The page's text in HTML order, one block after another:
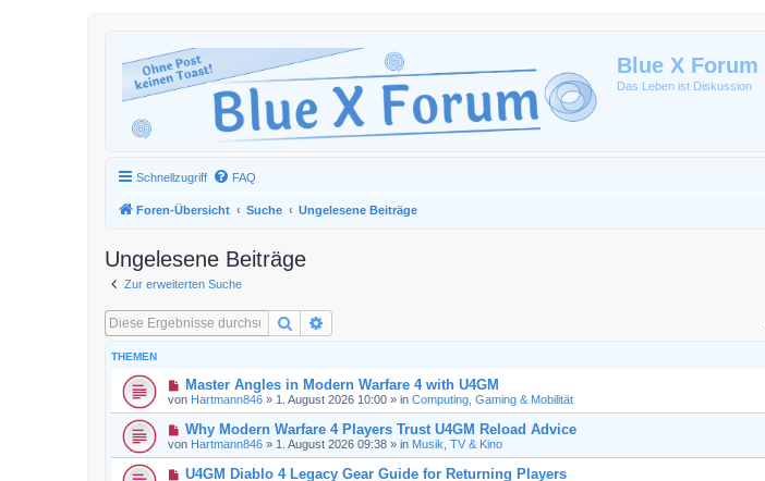
Blue X Forum
Das Leben ist Diskussion
Schnellzugriff FAQ
Foren-Übersicht Suche Ungelesene Beiträge
Ungelesene Beiträge
Zur erweiterten Suche
Suche
THEMEN
N
e
u
e
B
e
Master Angles in Modern Warfare 4 with U4GM
von Hartmann846 » 1. August 2026 10:00 » in Computing, Gaming & Mobilität
N
e
u
e
Why Modern Warfare 4 Players Trust U4GM Reload Advice
von Hartmann846 » 1. August 2026 09:38 » in Musik, TV & Kino
NU4GM Diablo 4 Legacy Gear Guide for Returning Players